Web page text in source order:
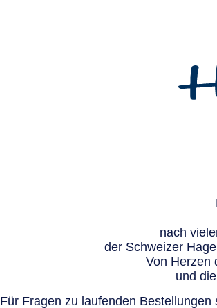
nach
der Schweizer
Von Herzen
und
Für Fragen zu laufenden